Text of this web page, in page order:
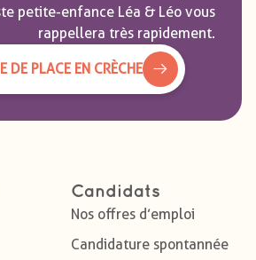
petite-enfance Léa & Léo vous
rappellera très rapidement.
DE PLACE EN CRÈCHE
Candidats
Nos offres d’emploi
Candidature spontannée